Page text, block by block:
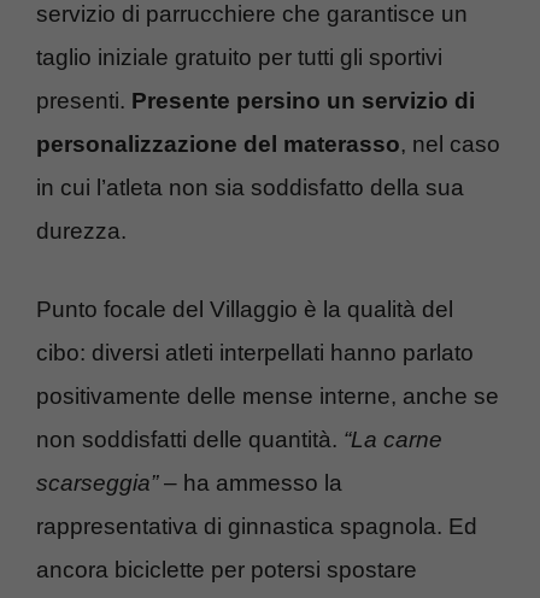
servizio di parrucchiere che garantisce un
taglio iniziale gratuito per tutti gli sportivi
presenti. Presente persino un servizio di
personalizzazione del materasso, nel caso
in cui l’atleta non sia soddisfatto della sua
durezza.
Punto focale del Villaggio è la qualità del
cibo: diversi atleti interpellati hanno parlato
positivamente delle mense interne, anche se
non soddisfatti delle quantità. “La carne
scarseggia”– ha ammesso la
rappresentativa di ginnastica spagnola. Ed
ancora biciclette per potersi spostare